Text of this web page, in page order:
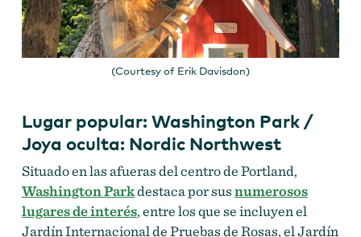
(Courtesy of Erik Davisdon)
Lugar popular: Washington Park /
Joya oculta: Nordic Northwest
Situado en las afueras del centro de Portland,
Washington Parkdestaca por susnumerosos
lugares de interés, entre los que se incluyen el
Jardín Internacional de Pruebas de Rosas, el Jardín